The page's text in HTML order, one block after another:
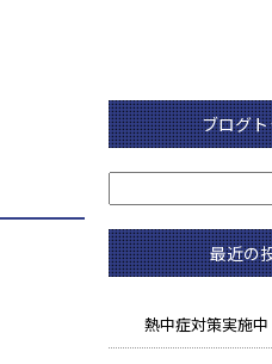
ブログ
最近の
熱中症対策実施中